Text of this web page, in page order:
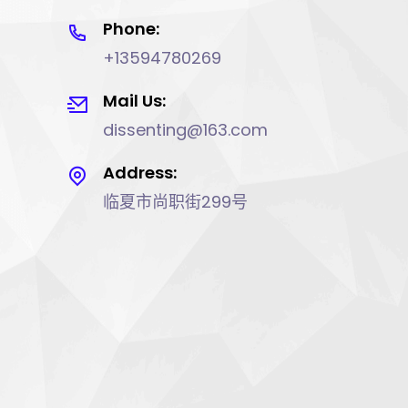
Phone:
+13594780269
Mail Us:
dissenting@163.com
Address:
临夏市尚职街299号